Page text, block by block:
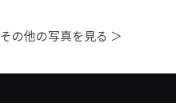
その他の写真を見る ＞